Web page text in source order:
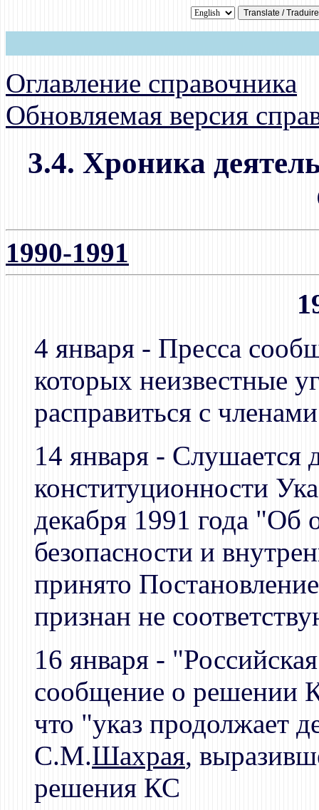
Оглавление справочника
Обновляемая версия
3.4. Хроника
1990-1991
4 января - Пресса
которых неизвестные
расправиться с
14 января - Слушается
конституционности
декабря 1991 года "Об
безопасности и
принято
признан не
16 января -
сообщение о решении
что "указ продолжает
С.М.Шахрая,
решения КС